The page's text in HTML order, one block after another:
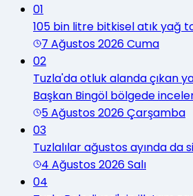
01
105 bin litre bitkisel atık yağ
7 Ağustos 2026 Cuma
02
Tuzla'da otluk alanda çıkan
Başkan Bingöl bölgede
5 Ağustos 2026 Çarşamba
03
Tuzlalılar ağustos ayında da
4 Ağustos 2026 Salı
04